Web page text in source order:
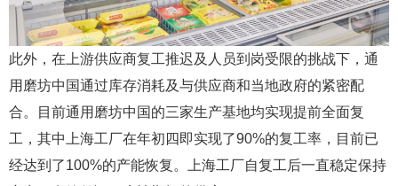
此外，在上游供应商复工推迟及人员到岗受限的挑战下，通
用磨坊中国通过库存消耗及与供应商和当地政府的紧密配
合。目前通用磨坊中国的三家生产基地均实现提前全面复
工，其中上海工厂在年初四即实现了90%的复工率，目前已
经达到了100%的产能恢复。上海工厂自复工后一直稳定保持